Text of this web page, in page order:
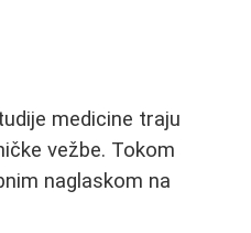
medicine traju
vežbe. Tokom
naglaskom na